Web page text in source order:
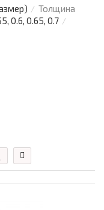
Толщина
0.6, 0.65, 0.7